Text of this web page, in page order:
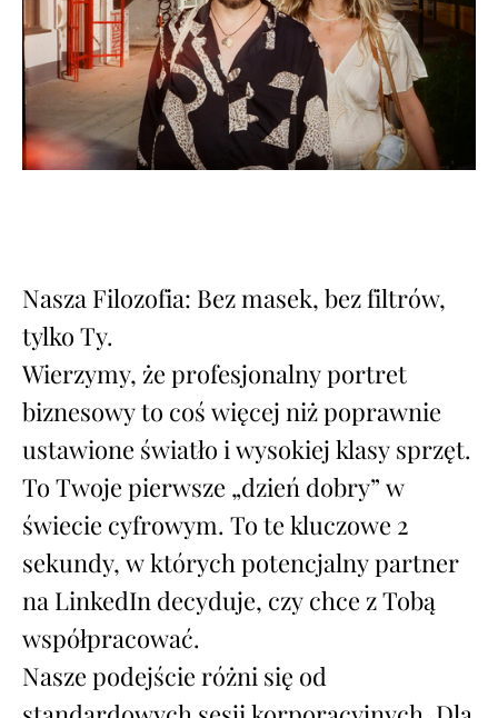
Nasza Filozofia: Bez masek, bez filtrów,
tylko Ty.
Wierzymy, że profesjonalny portret
biznesowy to coś więcej niż poprawnie
ustawione światło i wysokiej klasy sprzęt.
To Twoje pierwsze „dzień dobry” w
świecie cyfrowym. To te kluczowe 2
sekundy, w których potencjalny partner
na LinkedIn decyduje, czy chce z Tobą
współpracować.
Nasze podejście różni się od